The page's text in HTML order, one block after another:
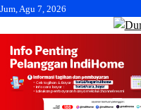
Skip
Jum, Agu 7, 2026